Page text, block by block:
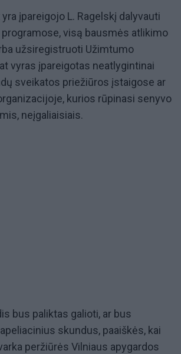
įpareigojo L. Ragelskį dalyvauti
visą bausmės atlikimo
užsiregistruoti Užimtumo
vyras įpareigotas neatlygintinai
sveikatos priežiūros įstaigose ar
kurios rūpinasi senyvo
neįgaliaisiais.
bus paliktas galioti, ar bus
skundus, paaiškės, kai
peržiūrės Vilniaus apygardos